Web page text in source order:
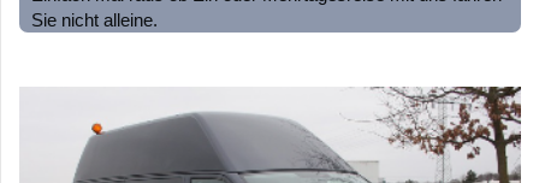
Sie nicht alleine.